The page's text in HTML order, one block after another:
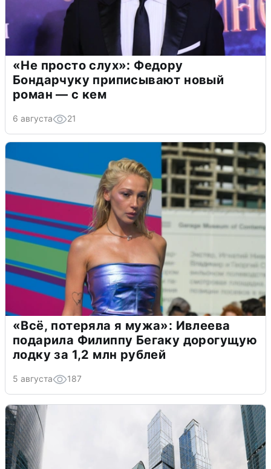
«Не просто слух»: Федору
Бондарчуку приписывают новый
роман — с кем
6 августа 21
«Всё, потеряла я мужа»: Ивлеева
подарила Филиппу Бегаку дорогущую
лодку за 1,2 млн рублей
5 августа 187